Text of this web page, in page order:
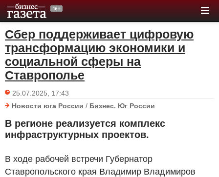
Сбер поддерживает цифровую
трансформацию экономики и
социальной сферы на
Ставрополье
25.07.2025, 17:43
Новости юга России / Бизнес. Юг России
В регионе реализуется комплекс
инфраструктурных проектов.
В ходе рабочей встречи Губернатор
Ставропольского края Владимир Владимиров